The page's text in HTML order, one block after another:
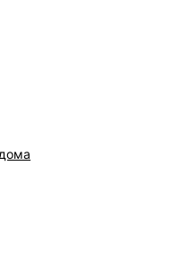
соответствует
и возврата